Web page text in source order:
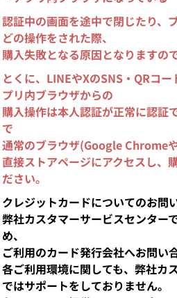
認証中の画面を途中で閉じたり、
どの操作をされた際、
購入失敗となる原因となりますの
とくに、LINEやXのSNS・QRコ
プリ内ブラウザからの
購入操作は本人認証が正常に認証
で
通常のブラウザ(Google Chrome
直接ストアページにアクセスし、
ださい。
クレジットカードについてのお問
弊社カスタマーサービスセンター
め、
ご利用のカード発行会社へお問い
各ご利用環境に関しても、弊社カ
ではサポートをしておりません。